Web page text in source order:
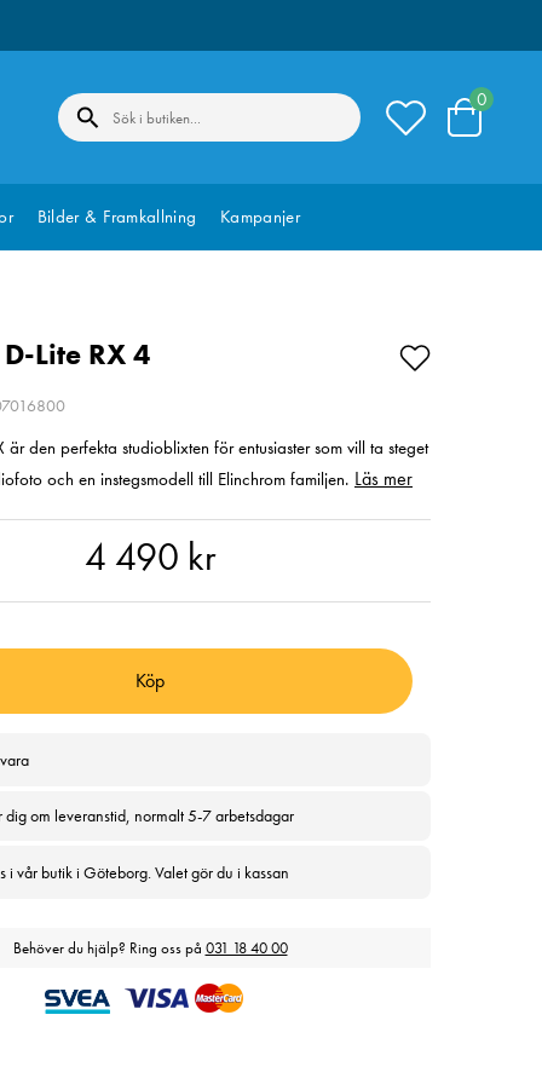
0
Bilder & Framkallning Kampanjer
Lite RX 4
är den perfekta studioblixten för entusiaster som vill ta steget
och en instegsmodell till Elinchrom familjen. Läs mer
4 490 kr
Köp
dig om leveranstid, normalt 5-7 arbetsdagar
i vår butik i Göteborg. Valet gör du i kassan
Behöver du hjälp? Ring oss på 031 18 40 00